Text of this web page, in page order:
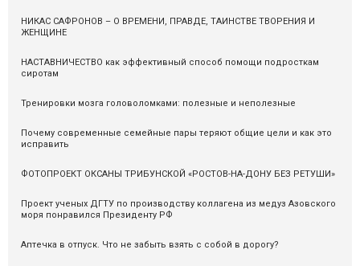
НИКАС САФРОНОВ – О ВРЕМЕНИ, ПРАВДЕ, ТАИНСТВЕ ТВОРЕНИЯ И
ЖЕНЩИНЕ
НАСТАВНИЧЕСТВО как эффективный способ помощи подросткам
сиротам
Тренировки мозга головоломками: полезные и неполезные
Почему современные семейные пары теряют общие цели и как это
исправить
ФОТОПРОЕКТ ОКСАНЫ ТРИБУНСКОЙ «РОСТОВ-НА-ДОНУ БЕЗ РЕТУШИ»
Проект ученых ДГТУ по производству коллагена из медуз Азовского
моря понравился Президенту РФ
Аптечка в отпуск. Что не забыть взять с собой в дорогу?